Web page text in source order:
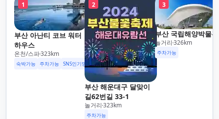
1
부산 아난티 코브 워터
하우스
온천/스파323km
숙박가능 주차가능 SNS인기명소
2
부산 해운대구 달맞이
길62번길 33-1
놀거리 323km
주차가능
3
부산 국립해양박물관
놀거리 326km
주차가능